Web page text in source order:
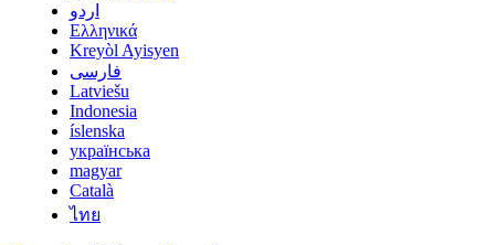
اردو
Ελληνικά
Kreyòl Ayisyen
فارسی
Latviešu
Indonesia
íslenska
українська
magyar
Català
ไทย